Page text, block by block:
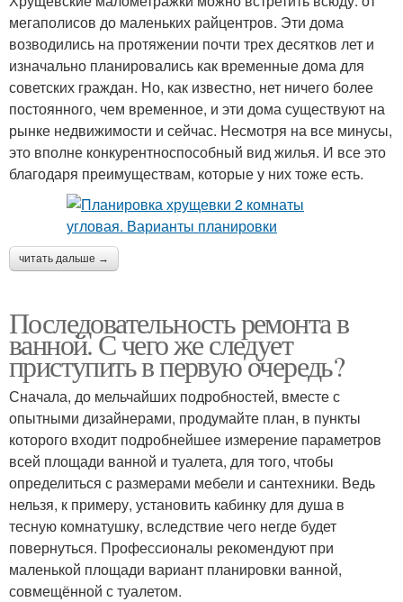
мегаполисов до маленьких райцентров. Эти дома
возводились на протяжении почти трех десятков лет и
изначально планировались как временные дома для
советских граждан. Но, как известно, нет ничего более
постоянного, чем временное, и эти дома существуют на
рынке недвижимости и сейчас. Несмотря на все минусы,
это вполне конкурентноспособный вид жилья. И все это
благодаря преимуществам, которые у них тоже есть.
читать дальше →
Последовательность ремонта в
ванной. С чего же следует
приступить в первую очередь?
Сначала, до мельчайших подробностей, вместе с
опытными дизайнерами, продумайте план, в пункты
которого входит подробнейшее измерение параметров
всей площади ванной и туалета, для того, чтобы
определиться с размерами мебели и сантехники. Ведь
нельзя, к примеру, установить кабинку для душа в
тесную комнатушку, вследствие чего негде будет
повернуться. Профессионалы рекомендуют при
маленькой площади вариант планировки ванной,
совмещённой с туалетом.